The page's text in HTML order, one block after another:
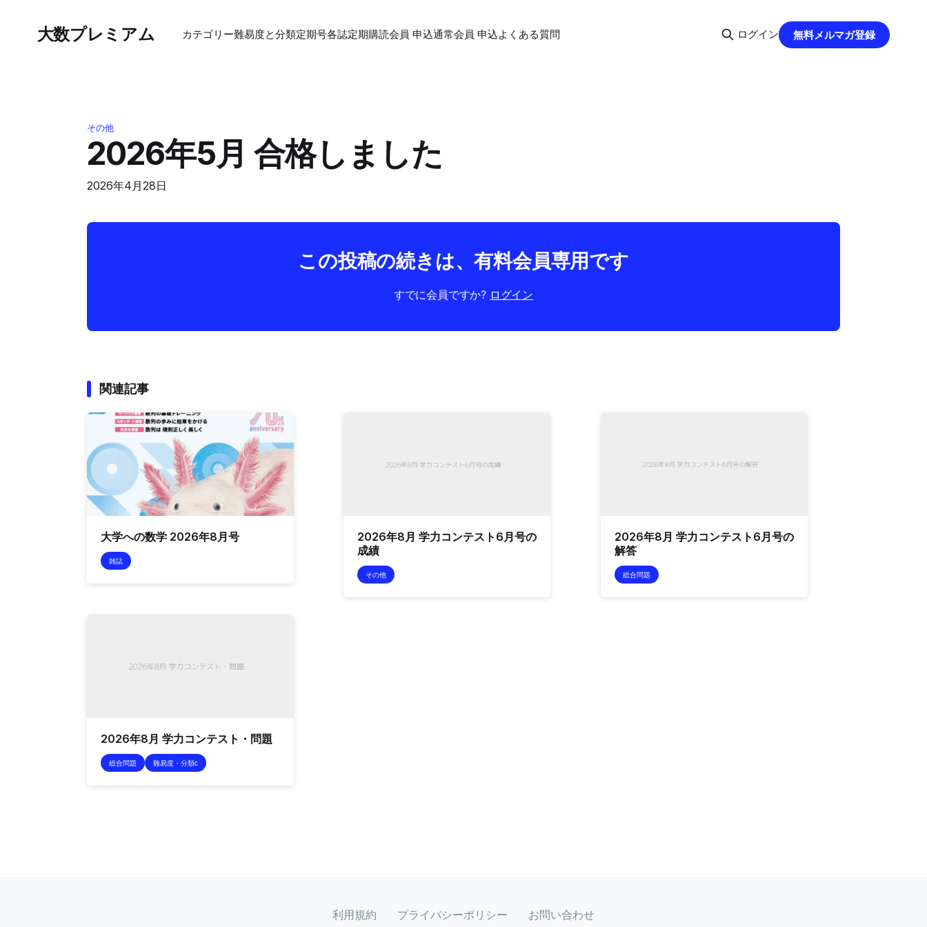
大数プレミアム カテゴリー難易度と分類定期号各誌定期購読会員 申込通常会員 申込よくある質問 ログイン 無料メルマガ登録
その他
2026年5月 合格しました
2026年4月28日
この投稿の続きは、有料会員専用です
すでに会員ですか? ログイン
関連記事
大学への数学 2026年8月号
雑誌
2026年8月 学力コンテスト6月号の
成績
その他
2026年8月 学力コンテスト6月号の
解答
総合問題
2026年8月 学力コンテスト・問題
総合問題 難易度・分類c
利用規約 プライバシーポリシー お問い合わせ